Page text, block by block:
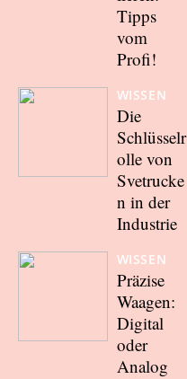
Tipps
vom
Profi!
WISSEN
Die
Schlüsselr
olle von
Svetrucke
n in der
Industrie
WISSEN
Präzise
Waagen:
Digital
oder
Analog